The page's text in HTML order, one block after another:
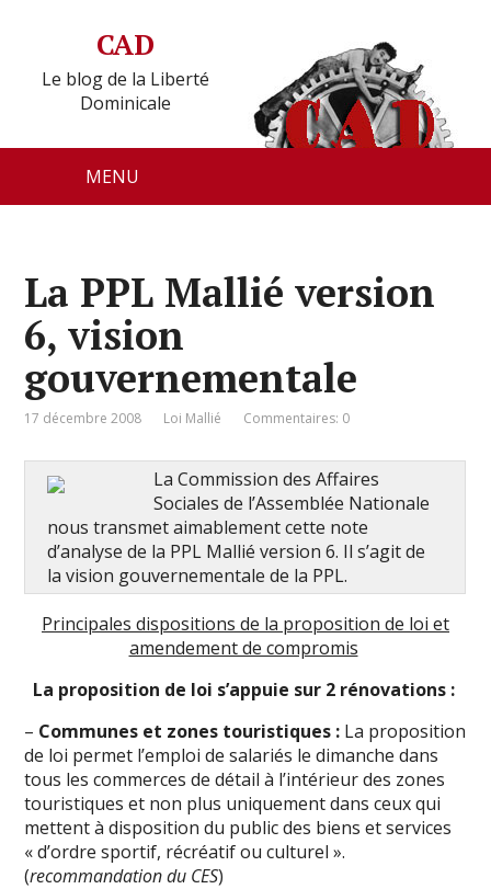
CAD
Le blog de la Liberté
Dominicale
MENU
La PPL Mallié version
6, vision
gouvernementale
17 décembre 2008 Loi Mallié Commentaires: 0
La Commission des Affaires
Sociales de l’Assemblée Nationale
nous transmet aimablement cette note
d’analyse de la PPL Mallié version 6. Il s’agit de
la vision gouvernementale de la PPL.
Principales dispositions de la proposition de loi et
amendement de compromis
La proposition de loi s’appuie sur 2 rénovations :
– Communes et zones touristiques : La proposition
de loi permet l’emploi de salariés le dimanche dans
tous les commerces de détail à l’intérieur des zones
touristiques et non plus uniquement dans ceux qui
mettent à disposition du public des biens et services
« d’ordre sportif, récréatif ou culturel ».
(recommandation du CES)